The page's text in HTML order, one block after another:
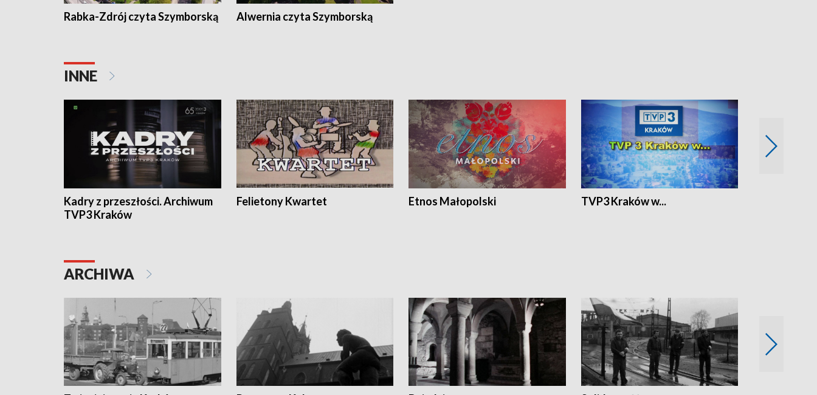
Rabka-Zdrój czyta Szymborską Alwernia czyta Szymborską
INNE
Kadry z przeszłości. Archiwum
TVP3 Kraków
Felietony Kwartet Etnos Małopolski TVP3 Kraków w...
ARCHIWA